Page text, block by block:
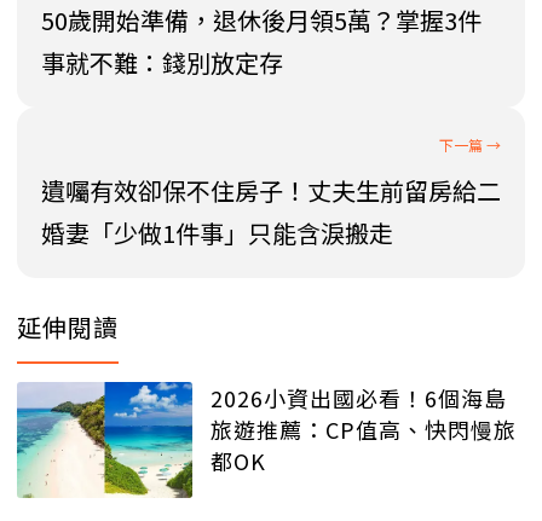
50歲開始準備，退休後月領5萬？掌握3件
事就不難：錢別放定存
遺囑有效卻保不住房子！丈夫生前留房給二
婚妻「少做1件事」只能含淚搬走
延伸閱讀
2026小資出國必看！6個海島
旅遊推薦：CP值高、快閃慢旅
都OK